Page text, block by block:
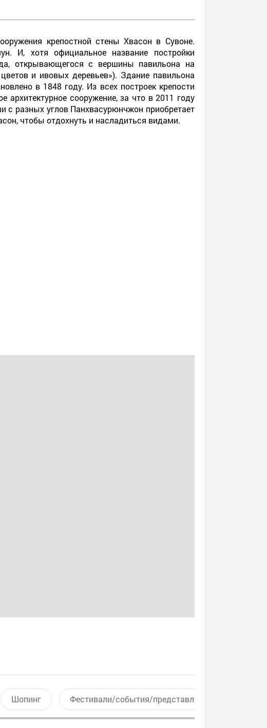
крепостной стены Хвасон в Сувоне.
И, хотя официальное название постройки
открывающегося с вершины павильона на
и ивовых деревьев»). Здание павильона
в 1848 году. Из всех построек крепости
сооружение, за что в 2011 году
разных углов Панхвасурюнчжон приобретает
чтобы отдохнуть и насладиться видами.
Шопинг Фестивали/события/представления